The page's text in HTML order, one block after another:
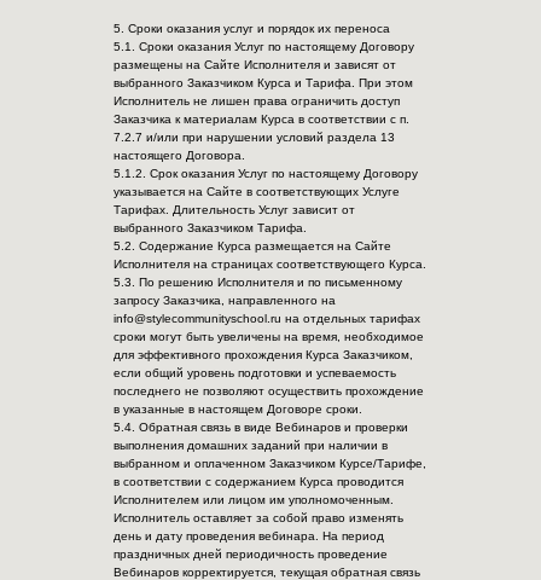
5. Сроки оказания услуг и порядок их переноса
5.1. Сроки оказания Услуг по настоящему Договору
размещены на Сайте Исполнителя и зависят от
выбранного Заказчиком Курса и Тарифа. При этом
Исполнитель не лишен права ограничить доступ
Заказчика к материалам Курса в соответствии с п.
7.2.7 и/или при нарушении условий раздела 13
настоящего Договора.
5.1.2. Срок оказания Услуг по настоящему Договору
указывается на Сайте в соответствующих Услуге
Тарифах. Длительность Услуг зависит от
выбранного Заказчиком Тарифа.
5.2. Содержание Курса размещается на Сайте
Исполнителя на страницах соответствующего Курса.
5.3. По решению Исполнителя и по письменному
запросу Заказчика, направленного на
info@stylecommunityschool.ru на отдельных тарифах
сроки могут быть увеличены на время, необходимое
для эффективного прохождения Курса Заказчиком,
если общий уровень подготовки и успеваемость
последнего не позволяют осуществить прохождение
в указанные в настоящем Договоре сроки.
5.4. Обратная связь в виде Вебинаров и проверки
выполнения домашних заданий при наличии в
выбранном и оплаченном Заказчиком Курсе/Тарифе,
в соответствии с содержанием Курса проводится
Исполнителем или лицом им уполномоченным.
Исполнитель оставляет за собой право изменять
день и дату проведения вебинара. На период
праздничных дней периодичность проведение
Вебинаров корректируется, текущая обратная связь